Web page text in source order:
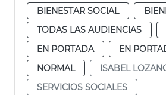
BIENESTAR SOCIAL
TODAS LAS AUDIENCIAS
EN PORTADA
EN
NORMAL
ISABEL
SERVICIOS SOCIALES